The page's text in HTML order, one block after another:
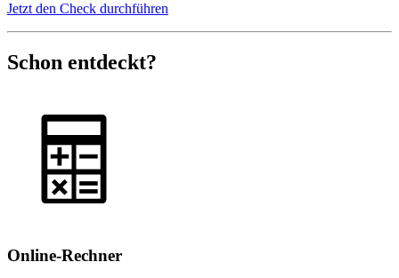
Jetzt den Check durchführen
Schon entdeckt?
Online-Rechner